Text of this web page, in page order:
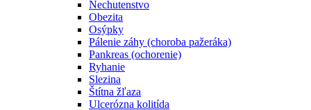
Nechutenstvo
Obezita
Osýpky
Pálenie záhy (choroba pažeráka)
Pankreas (ochorenie)
Ryhanie
Slezina
Štítna žľaza
Ulcerózna kolitída